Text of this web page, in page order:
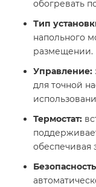
обогревать
Тип
напольного
размещении.​
Управление:
для точной
Термостат:
обеспечивая